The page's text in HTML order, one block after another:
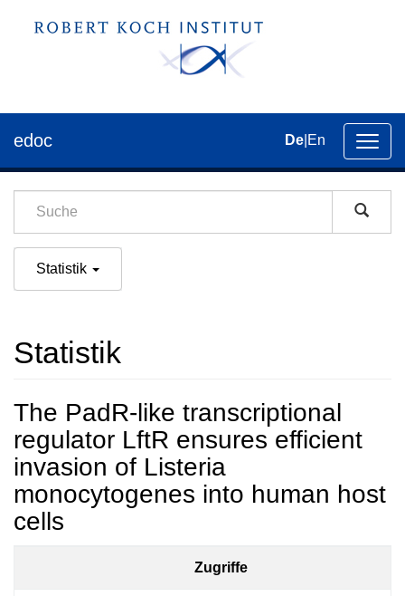
der
edoc De En
Statistik
Statistik
The PadR-like transcriptional
regulator LftR ensures efficient
invasion of Listeria
monocytogenes into human host
cells
Zugriffe